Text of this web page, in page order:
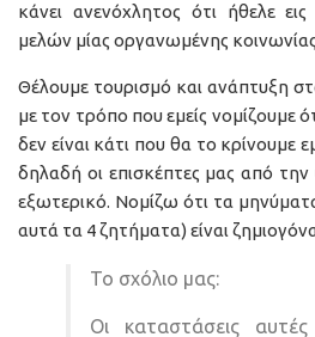
κάνει ανενόχλητος ότι ήθελε
μελών μίας οργανωμένης
Θέλουμε τουρισμό και ανάπτυξη
με τον τρόπο που εμείς νομίζουμε
δεν είναι κάτι που θα το κρίνουμε
δηλαδή οι επισκέπτες μας από
εξωτερικό. Νομίζω ότι τα
αυτά τα 4 ζητήματα) είναι
Το σχόλιο μας:
Οι καταστάσεις